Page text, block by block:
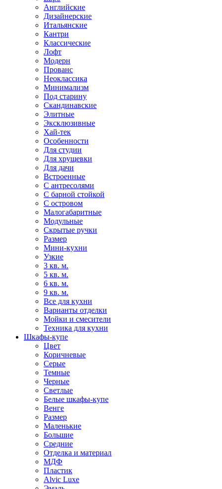
Английские
Дизайнерские
Итальянские
Кантри
Классические
Лофт
Модерн
Прованс
Неоклассика
Минимализм
Под старину
Скандинавские
Элитные
Эксклюзивные
Хай-тек
Особенности
Для студии
Для хрущевки
Для дачи
Встроенные
С антресолями
С барной стойкой
С островом
Малогабаритные
Модульные
Скрытые ручки
Размер
Мини-кухни
Узкие
3 кв. м.
5 кв. м.
6 кв. м.
9 кв. м.
Все для кухни
Варианты отделки
Мойки и смесители
Техника для кухни
Шкафы-купе
Цвет
Коричневые
Серые
Темные
Черные
Светлые
Белые шкафы-купе
Венге
Размер
Маленькие
Большие
Средние
Отделка и материал
МДФ
Пластик
Alvic Luxe